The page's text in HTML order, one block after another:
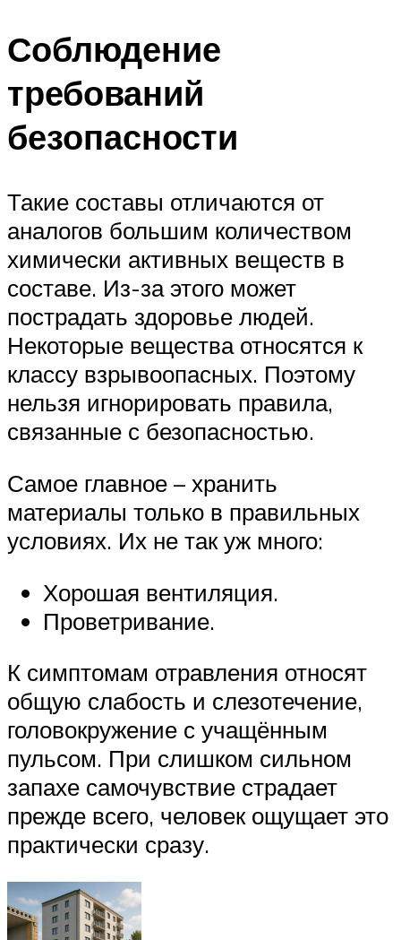
Соблюдение
требований
безопасности
Такие составы отличаются от
аналогов большим количеством
химически активных веществ в
составе. Из-за этого может
пострадать здоровье людей.
Некоторые вещества относятся к
классу взрывоопасных. Поэтому
нельзя игнорировать правила,
связанные с безопасностью.
Самое главное – хранить
материалы только в правильных
условиях. Их не так уж много:
Хорошая вентиляция.
Проветривание.
К симптомам отравления относят
общую слабость и слезотечение,
головокружение с учащённым
пульсом. При слишком сильном
запахе самочувствие страдает
прежде всего, человек ощущает это
практически сразу.